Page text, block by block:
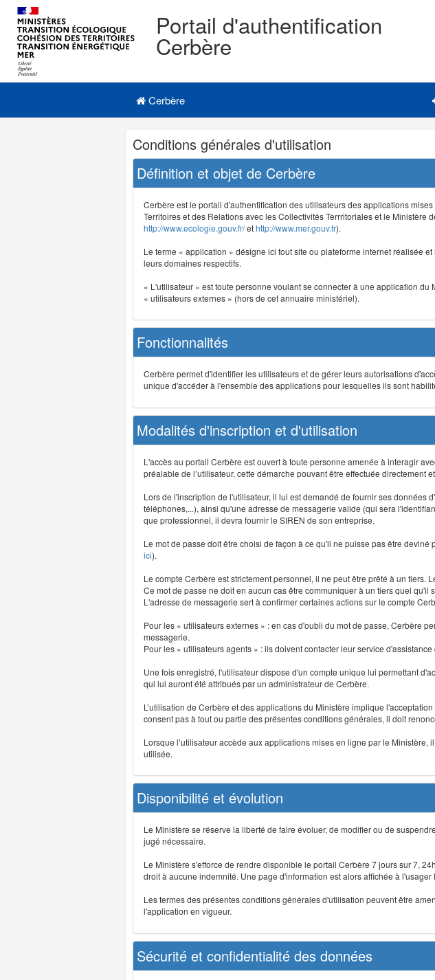
Portail d'authentification
Cerbère
Navigation
Menu principal
Cerbère
Navigation
et
outils
annexes
Conditions générales d'utilisation
Définition et objet de Cerbère
Cerbère est le portail d'authentification des utilisateurs des applications
Territoires et des Relations avec les Collectivités Terrritoriales et le
http://www.ecologie.gouv.fr/ethttp://www.mer.gouv.fr).
Le terme « application » désigne ici tout site ou plateforme internet réalisée
leurs domaines respectifs.
« L'utilisateur » est toute personne voulant se connecter à une application
« utilisateurs externes » (hors de cet annuaire ministériel).
Fonctionnalités
Cerbère permet d'identifier les utilisateurs et de gérer leurs autorisations
unique d'accéder à l'ensemble des applications pour lesquelles ils sont
Modalités d'inscription et d'utilisation
L'accès au portail Cerbère est ouvert à toute personne amenée à interagir
préalable de l’utilisateur, cette démarche pouvant être effectuée directement
Lors de l'inscription de l'utilisateur, il lui est demandé de fournir ses
téléphones,...), ainsi qu'une adresse de messagerie valide (qui sera
que professionnel, il devra fournir le SIREN de son entreprise.
Le mot de passe doit être choisi de façon à ce qu'il ne puisse pas être
ici).
Le compte Cerbère est strictement personnel, il ne peut être prêté à un
Ce mot de passe ne doit en aucun cas être communiquer à un tiers quel
L'adresse de messagerie sert à confirmer certaines actions sur le compte
Pour les « utilisateurs externes » : en cas d'oubli du mot de passe, Cerbère
messagerie.
Pour les « utilisateurs agents » : ils doivent contacter leur service d'assistance
Une fois enregistré, l'utilisateur dispose d'un compte unique lui permettant
qui lui auront été attribués par un administrateur de Cerbère.
L’utilisation de Cerbère et des applications du Ministère implique
consent pas à tout ou partie des présentes conditions générales, il doit
Lorsque l’utilisateur accède aux applications mises en ligne par le
utilisée.
Disponibilité et évolution
Le Ministère se réserve la liberté de faire évoluer, de modifier ou de
jugé nécessaire.
Le Ministère s'efforce de rendre disponible le portail Cerbère 7 jours sur 7,
droit à aucune indemnité. Une page d'information est alors affichée à
Les termes des présentes conditions générales d'utilisation peuvent être
l'application en vigueur.
Sécurité et confidentialité des données